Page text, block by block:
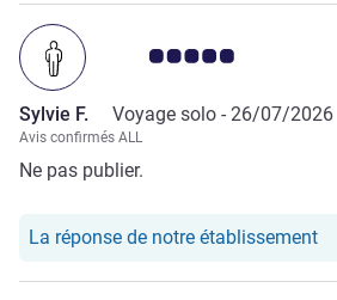
Note Avis clients 5.0/5
Sylvie F. Voyage solo - 26/07/2026
Avis confirmés ALL
Ne pas publier.
La réponse de notre établissement